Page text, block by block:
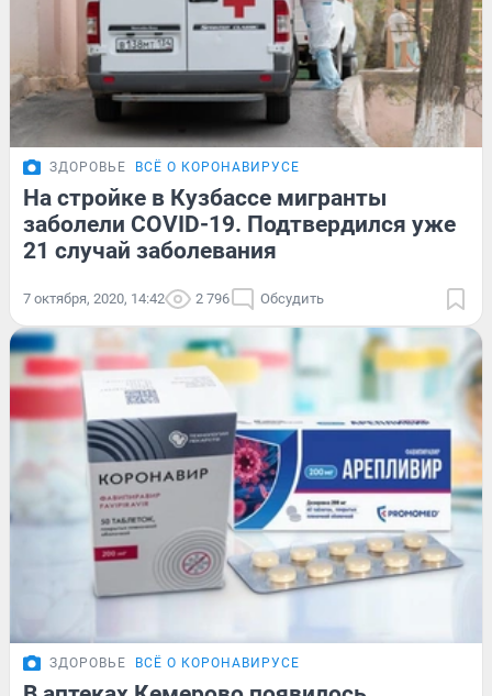
ЗДОРОВЬЕ ВСЁ О КОРОНАВИРУСЕ
На стройке в Кузбассе мигранты
заболели COVID-19. Подтвердился уже
21 случай заболевания
7 октября, 2020, 14:42 2 796 Обсудить
ЗДОРОВЬЕ ВСЁ О КОРОНАВИРУСЕ